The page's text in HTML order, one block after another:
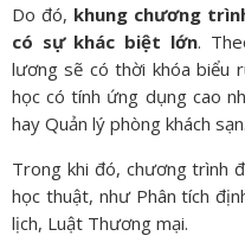
Do đó, khung chương
có sự khác biệt lớn.
lương sẽ có thời khóa biểu
học có tính ứng dụng cao
hay Quản lý phòng khách sạn.
Trong khi đó, chương trình
học thuật, như Phân tích
lịch, Luật Thương mại.